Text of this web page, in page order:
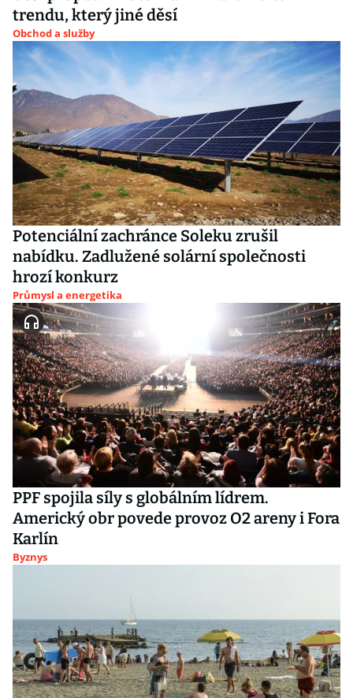
trendu, který jiné děsí
Obchod a služby
Potenciální zachránce Soleku zrušil
nabídku. Zadlužené solární společnosti
hrozí konkurz
Průmysl a energetika
PPF spojila síly s globálním lídrem.
Americký obr povede provoz O2 areny i Fora
Karlín
Byznys